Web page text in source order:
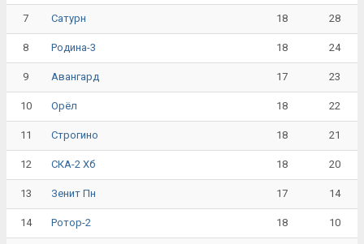
7 Сатурн 18 28
8 Родина-3 18 24
9 Авангард 17 23
10 Орёл 18 22
11 Строгино 18 21
12 СКА-2 Хб 18 20
13 Зенит Пн 17 14
14 Ротор-2 18 10